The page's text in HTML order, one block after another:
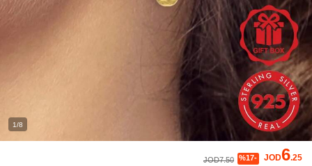
1/8
JOD6.25
%17-
JOD7.50